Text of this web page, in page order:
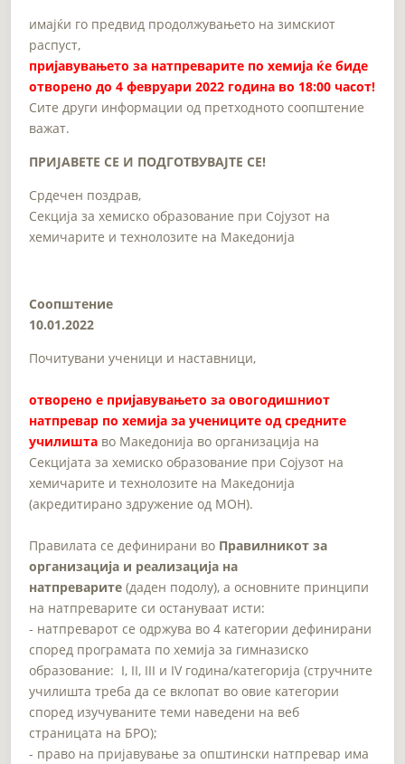
имајќи го предвид продолжувањето на зимскиот
распуст,
пријавувањето за натпреварите по хемија ќе биде
отворено до 4 февруари 2022 година во 18:00 часот!
Сите други информации од претходното соопштение
важат.
ПРИЈАВЕТЕ СЕ И ПОДГОТВУВАЈТЕ СЕ!
Срдечен поздрав,
Секција за хемиско образование при Сојузот на
хемичарите и технолозите на Македонија
Соопштение
10.01.2022
Почитувани ученици и наставници,
отворено е пријавувањето за овогодишниот
натпревар по хемија за учениците од средните
училишта во Македонија во организација на
Секцијата за хемиско образование при Сојузот на
хемичарите и технолозите на Македонија
(акредитирано здружение од МОН).
Правилата се дефинирани во Правилникот за
организација и реализација на
натпреварите(даден подолу), а основните принципи
на натпреварите си остануваат исти:
- натпреварот се одржува во 4 категории дефинирани
според програмата по хемија за гимназиско
образование: I, II, III и IV година/категорија (стручните
училишта треба да се вклопат во овие категории
според изучуваните теми наведени на веб
страницата на БРО);
- право на пријавување за општински натпревар има